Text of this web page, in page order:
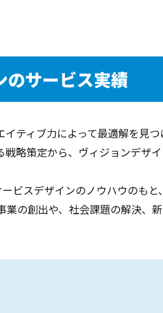
のサービス実績
ティブ力によって最適解を見
略策定から、ヴィジョンデザ
ビスデザインのノウハウのも
の創出や、社会課題の解決、